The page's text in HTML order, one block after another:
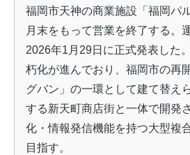
福岡市天神の商業施設「福岡パ
月末をもって営業を終了する。
2026年1月29日に正式発表した
朽化が進んでおり、福岡市の再
グバン」の一環として建て替え
する新天町商店街と一体で開発
化・情報発信機能を持つ大型複
目指す。